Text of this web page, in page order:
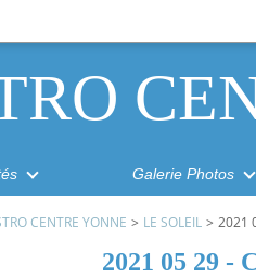
Galerie Photos
CENTRE YONNE > LE SOLEIL > 2021
2021 05 29 -